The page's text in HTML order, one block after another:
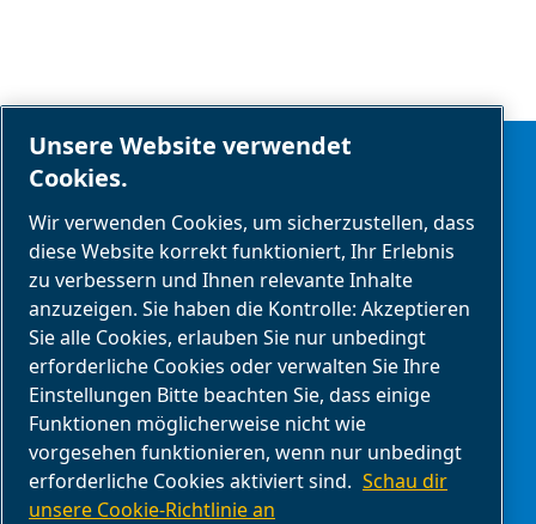
DRUCKLUFTLÖSUNGEN LUFTEN.
JEDERZEIT. ÜBERALL.
Wir sind ein führender Anbieter von
Druckluftlösungen und bieten die besten
Kompressoren, Werkzeuge und
Unsere Website verwendet
Cookies.
Wir verwenden Cookies, um sicherzustellen, dass
diese Website korrekt funktioniert, Ihr Erlebnis
zu verbessern und Ihnen relevante Inhalte
anzuzeigen. Sie haben die Kontrolle: Akzeptieren
Sie alle Cookies, erlauben Sie nur unbedingt
erforderliche Cookies oder verwalten Sie Ihre
Einstellungen Bitte beachten Sie, dass einige
Funktionen möglicherweise nicht wie
vorgesehen funktionieren, wenn nur unbedingt
erforderliche Cookies aktiviert sind. Schau dir
unsere Cookie-Richtlinie an